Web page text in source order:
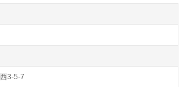
有資格者向け求人＊『彩都西駅』より路
。
名×2ユニット）『ロ・スカーロあおまだ
会（本部：大阪府箕面市)様の運営です。
リニック、デンタルクリニック、訪問歯
、デイケア、介護老人保健施設、訪問看
3-5-7